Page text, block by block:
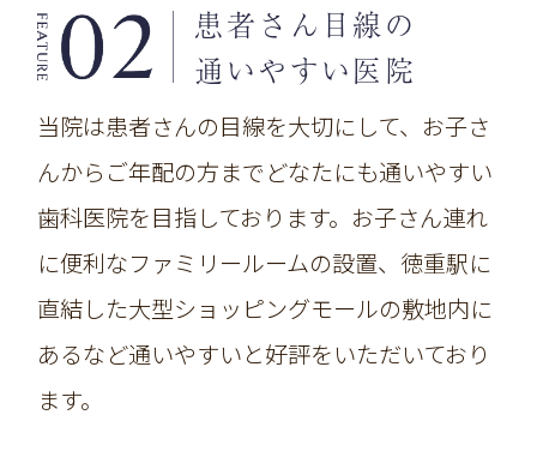
患者さん目線の
通いやすい医院
当院は患者さんの目線を大切にして、お子さ
んからご年配の方までどなたにも通いやすい
歯科医院を目指しております。お子さん連れ
に便利なファミリールームの設置、徳重駅に
直結した大型ショッピングモールの敷地内に
あるなど通いやすいと好評をいただいており
ます。